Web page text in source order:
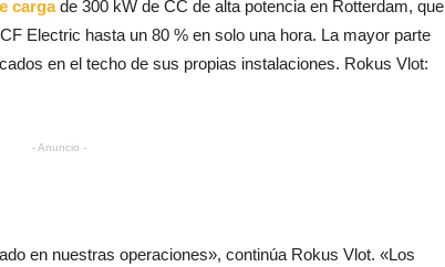
cargade 300 kW de CC de alta potencia en Rotterdam, que
Electric hasta un 80 % en solo una hora. La mayor parte
en el techo de sus propias instalaciones. Rokus Vlot:
- Anuncio -
en nuestras operaciones», continúa Rokus Vlot. «Los